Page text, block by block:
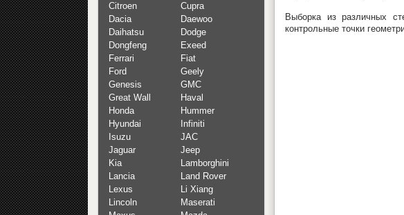
Выборка из различных
контрольные точки
Citroen
Cupra
Dacia
Daewoo
Daihatsu
Dodge
Dongfeng
Exeed
Ferrari
Fiat
Ford
Geely
Genesis
GMC
Great Wall
Haval
Honda
Hummer
Hyundai
Infiniti
Isuzu
JAC
Jaguar
Jeep
Kia
Lamborghini
Lancia
Land Rover
Lexus
Li Xiang
Lincoln
Maserati